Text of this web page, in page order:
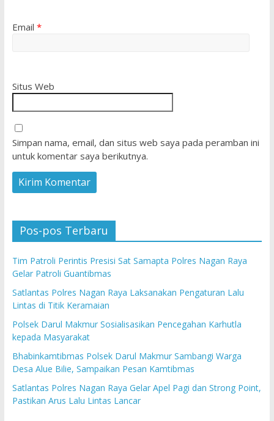
Email *
Situs Web
Simpan nama, email, dan situs web saya pada peramban ini
untuk komentar saya berikutnya.
Pos-pos Terbaru
Tim Patroli Perintis Presisi Sat Samapta Polres Nagan Raya
Gelar Patroli Guantibmas
Satlantas Polres Nagan Raya Laksanakan Pengaturan Lalu
Lintas di Titik Keramaian
Polsek Darul Makmur Sosialisasikan Pencegahan Karhutla
kepada Masyarakat
Bhabinkamtibmas Polsek Darul Makmur Sambangi Warga
Desa Alue Bilie, Sampaikan Pesan Kamtibmas
Satlantas Polres Nagan Raya Gelar Apel Pagi dan Strong Point,
Pastikan Arus Lalu Lintas Lancar